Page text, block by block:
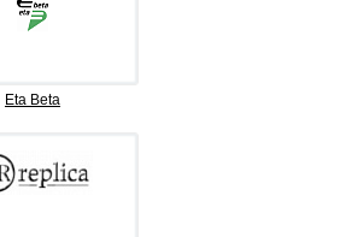
Eta Beta